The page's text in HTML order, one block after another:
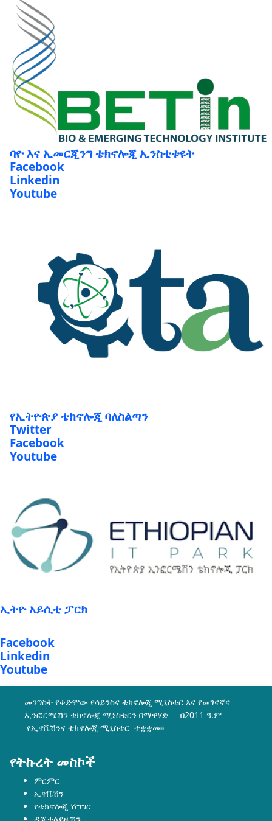
ባዮ እና ኢመርጂንግ ቴክኖሎጂ ኢንስቲቱዩት
Facebook
Linkedin
Youtube
የኢትዮጵያ ቴክኖሎጂ ባለስልጣን
Twitter
Facebook
Youtube
ኢትዮ አይሲቲ ፓርክ
Facebook
Linkedin
Youtube
መንግስት የቀድሞው የሳይንስና ቴክኖሎጂ ሚኒስቴር እና የመገናኛና
ኢንፎርሜሽን ቴክኖሎጂ ሚኒስቴርን በማዋሃድ በ2011 ዓ.ም
የኢኖቬሽንና ቴክኖሎጂ ሚኒስቴር ተቋቋመ፡፡
የትኩረት መስኮች
ምርምር
ኢኖቬሽን
የቴክኖሎጂ ሽግግር